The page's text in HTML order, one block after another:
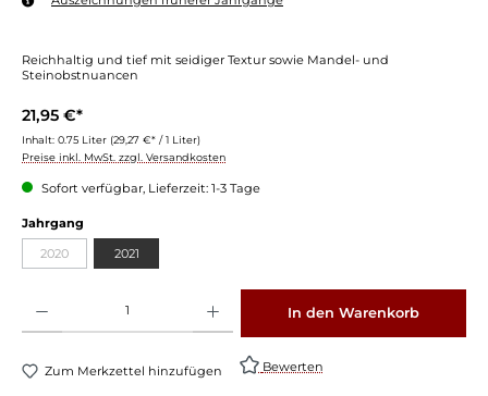
Reichhaltig und tief mit seidiger Textur sowie Mandel- und
Steinobstnuancen
21,95 €*
Inhalt: 0.75 Liter (29,27 €* / 1 Liter)
Preise inkl. MwSt. zzgl. Versandkosten
Sofort verfügbar, Lieferzeit: 1-3 Tage
Jahrgang
2020(Diese Option ist zurzeit nicht verfügbar.)
2021
In den Warenkorb
Zum Merkzettel hinzufügen Bewerten